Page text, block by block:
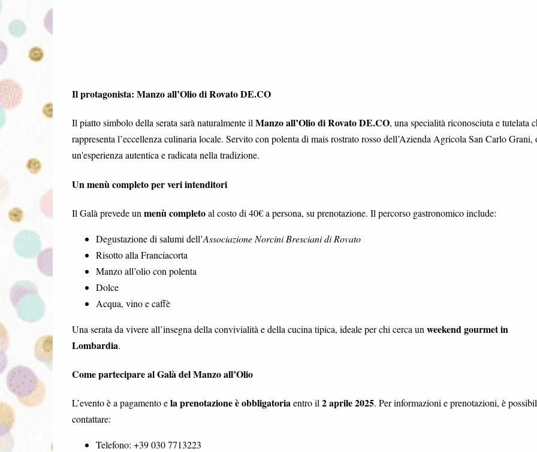
Il protagonista: Manzo all’Olio di Rovato DE.CO
Il piatto simbolo della serata sarà naturalmente ilManzo all’Olio di Rovato DE.CO, una specialità riconosciuta e tutelata
rappresenta l’eccellenza culinaria locale. Servito con polenta di mais rostrato rosso dell’Azienda Agricola San Carlo Grani,
un'esperienza autentica e radicata nella tradizione.
Un menù completo per veri intenditori
Il Galà prevede un menù completoal costo di 40€ a persona, su prenotazione. Il percorso gastronomico include:
Degustazione di salumi dell’Associazione Norcini Bresciani di Rovato
Risotto alla Franciacorta
Manzo all’olio con polenta
Dolce
Acqua, vino e caffè
Una serata da vivere all’insegna della convivialità e della cucina tipica, ideale per chi cerca un weekend gourmet in
Lombardia.
Come partecipare al Galà del Manzo all’Olio
L’evento è a pagamento ela prenotazione è obbligatoriaentro il2 aprile 2025. Per informazioni e prenotazioni, è
contattare:
Telefono: +39 030 7713223